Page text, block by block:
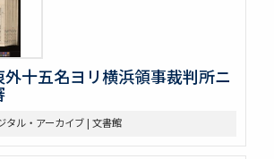
十五名ヨリ横浜領事裁判所ニ
タル・アーカイブ | 文書館